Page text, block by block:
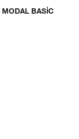
MODAL BASIC